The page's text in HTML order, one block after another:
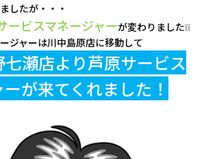
ご購入者サポート
アフターサポート
したが・・・
ービスマネージャーが変わりました❕❕
ジャーは川中島原店に移動して
瀬店より芦原サービス
が来てくれました！